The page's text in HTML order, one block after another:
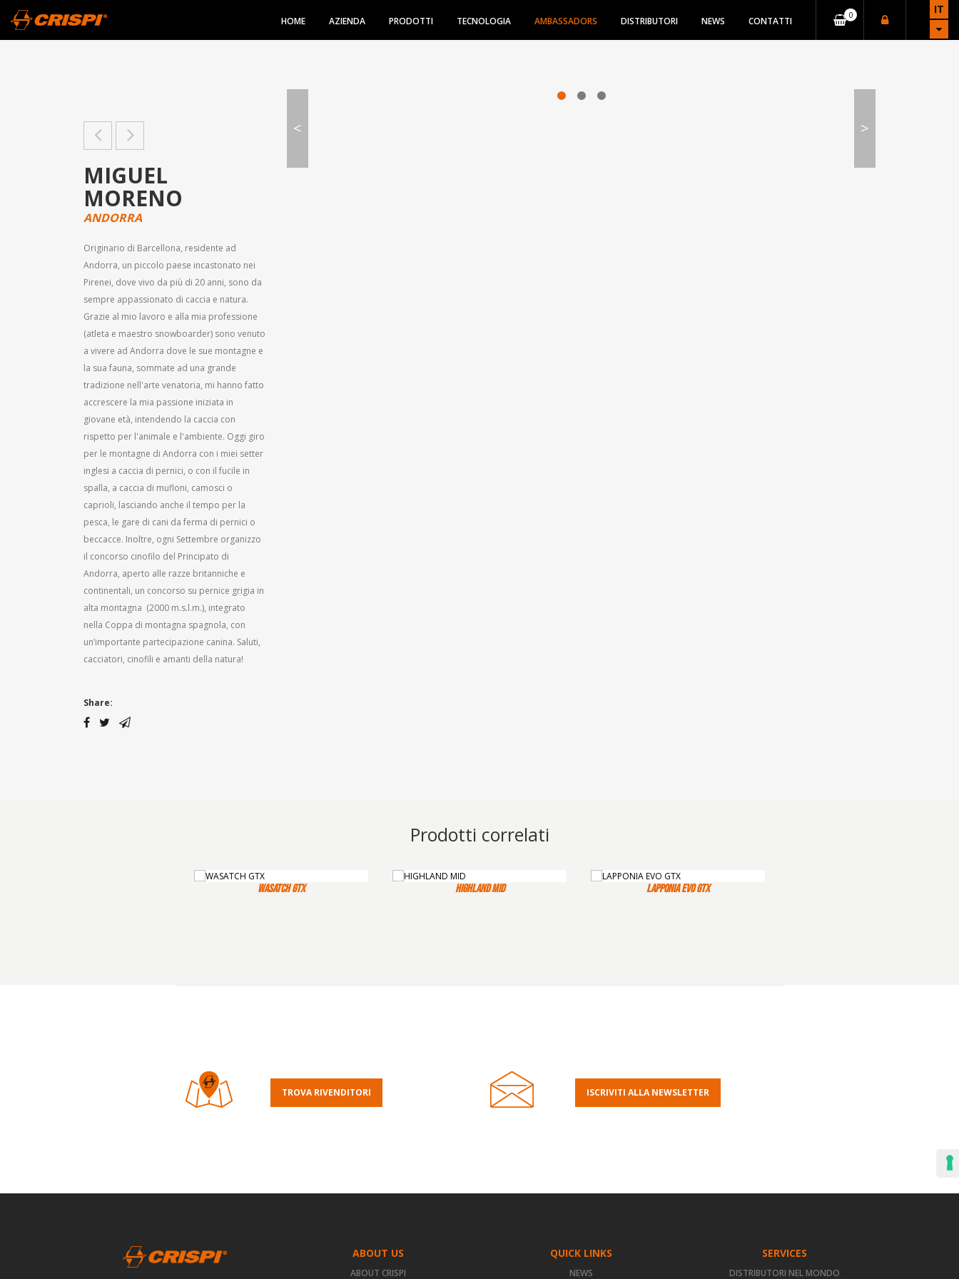
HOME AZIENDA PRODOTTI TECNOLOGIA AMBASSADORS DISTRIBUTORI NEWS CONTATTI
IT
MIGUEL
MORENO
ANDORRA
Originario di Barcellona, residente ad
Andorra, un piccolo paese incastonato nei
Pirenei, dove vivo da più di 20 anni, sono da
sempre appassionato di caccia e natura.
Grazie al mio lavoro e alla mia professione
(atleta e maestro snowboarder) sono venuto
a vivere ad Andorra dove le sue montagne e
la sua fauna, sommate ad una grande
tradizione nell'arte venatoria, mi hanno fatto
accrescere la mia passione iniziata in
giovane età, intendendo la caccia con
rispetto per l'animale e l'ambiente. Oggi giro
per le montagne di Andorra con i miei setter
inglesi a caccia di pernici, o con il fucile in
spalla, a caccia di mufloni, camosci o
caprioli, lasciando anche il tempo per la
pesca, le gare di cani da ferma di pernici o
beccacce. Inoltre, ogni Settembre organizzo
il concorso cinofilo del Principato di
Andorra, aperto alle razze britanniche e
continentali, un concorso su pernice grigia in
alta montagna (2000 m.s.l.m.), integrato
nella Coppa di montagna spagnola, con
un’importante partecipazione canina. Saluti,
cacciatori, cinofili e amanti della natura!
Share:
< >
Prodotti correlati
WASATCH GTX HIGHLAND MID LAPPONIA EVO GTX
TROVA RIVENDITORI ISCRIVITI ALLA NEWSLETTER
ABOUT US
ABOUT CRISPI
QUICK LINKS
NEWS
SERVICES
DISTRIBUTORI NEL MONDO